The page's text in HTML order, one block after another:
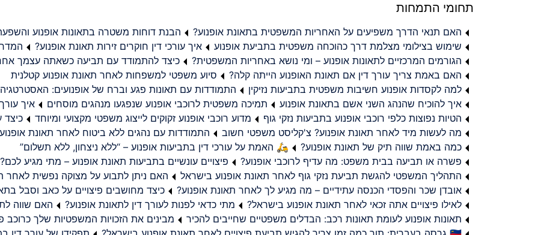
תחומי התמחות
האם תנאי הדרך משפיעים על האחריות המשפטית בתאונת אופנוע?
הבנת דוחות משטרה בתאונות אופנוע
שימוש בצילומי מצלמת דרך כהוכחה משפטית בתביעת אופנוע
איך עורכי דין חוקרים זירות תאונת אופנוע?
הגורמים המרכזיים לתאונות אופנוע – ומי נושא באחריות המשפטית?
כיצד להתמודד עם תביעה כשאתה עצמך
האם באמת צריך עורך דין אם תאונת האופנוע הייתה קלה?
סיוע משפטי למשפחות לאחר תאונת אופנוע קטלנית
למה לקסדות אופנוע חשיבות משפטית בתביעות נזיקין
התמודדות עם תאונות פגע וברח של אופנועים:
איך להוכיח שהנהג השני אשם בתאונת אופנוע
תמיכה משפטית לרוכבי אופנוע שנפגעו מנהגים מוסחים
איך
הטיות נפוצות כלפי רוכבי אופנוע בתביעות נזקי גוף
מדוע רוכבי אופנוע זקוקים לייצוג משפטי מקצועי ומיוחד
כיצד
מה לעשות מיד לאחר תאונת אופנוע? צ'קליסט משפטי חשוב
התמודדות עם נהגים ללא ביטוח לאחר תאונת
כמה באמת שווה תיק של תאונת אופנוע?
🛵 האמת על עורכי דין בתביעות אופנוע – “ללא ניצחון, ללא תשלום”
פשרה או תביעה בבית משפט: מה עדיף לרוכבי אופנוע?
פיצויים עונשיים בתביעות תאונת אופנוע – מתי מגיע לכם?
התהליך המשפטי להגשת תביעת נזקי גוף לאחר תאונת אופנוע בישראל
האם ניתן לתבוע על מצוקה נפשית לאחר
אובדן שכר והפסדי הכנסה עתידיים – מה מגיע לך לאחר תאונת אופנוע?
כיצד מחושבים פיצויים על כאב וסבל
לאילו פיצויים אתה זכאי לאחר תאונת אופנוע בישראל?
מתי כדאי לפנות לעורך דין לתאונת אופנוע?
האם שווה
תאונות אופנוע לעומת תאונות רכב: הבדלים משפטיים שחייבים להכיר
מבינים את הזכויות המשפטיות שלך כרוכב